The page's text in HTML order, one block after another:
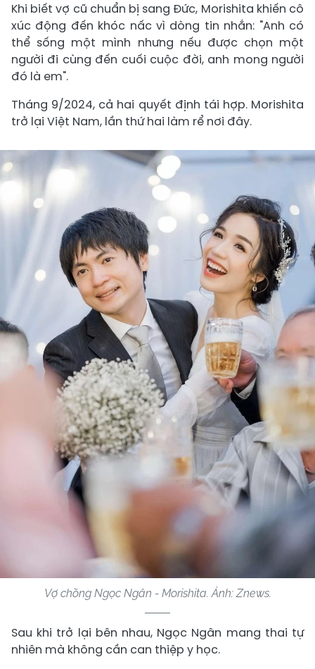
Khi biết vợ cũ chuẩn bị sang Đức, Morishita khiến cô
xúc động đến khóc nấc vì dòng tin nhắn: "Anh có
thể sống một mình nhưng nếu được chọn một
người đi cùng đến cuối cuộc đời, anh mong người
đó là em".
Tháng 9/2024, cả hai quyết định tái hợp. Morishita
trở lại Việt Nam, lần thứ hai làm rể nơi đây.
Vợ chồng Ngọc Ngân - Morishita. Ảnh: Znews.
Sau khi trở lại bên nhau, Ngọc Ngân mang thai tự
nhiên mà không cần can thiệp y học.